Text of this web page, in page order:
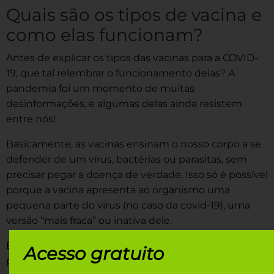
Quais são os tipos de vacina e
como elas funcionam?
Antes de explicar os tipos das vacinas para a COVID-
19, que tal relembrar o funcionamento delas? A
pandemia foi um momento de muitas
desinformações, e algumas delas ainda resistem
entre nós!
Basicamente, as vacinas ensinam o nosso corpo a se
defender de um vírus, bactérias ou parasitas, sem
precisar pegar a doença de verdade. Isso só é possível
porque a vacina apresenta ao organismo uma
pequena parte do vírus (no caso da covid-19), uma
versão “mais fraca” ou inativa dele.
Essa “amostra” não causa a doença, mas é suficiente
para o sistema imunológico reconhecer o vírus e
Acesso gratuito